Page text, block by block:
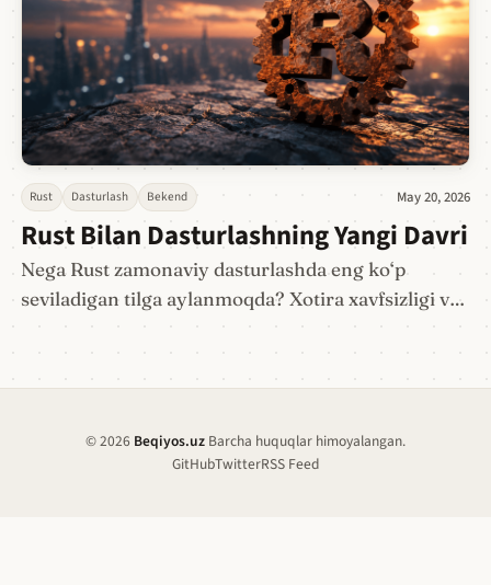
Rust Dasturlash Bekend May 20, 2026
Rust Bilan Dasturlashning Yangi Davri
Nega Rust zamonaviy dasturlashda eng ko‘p
seviladigan tilga aylanmoqda? Xotira xavfsizligi va
© 2026 Beqiyos.uz Barcha huquqlar himoyalangan.
GitHubTwitterRSS Feed